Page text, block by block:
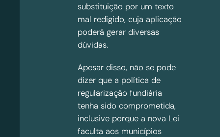
substituição por um texto
mal redigido, cuja aplicação
poderá gerar diversas
dúvidas.
Apesar disso, não se pode
dizer que a política de
regularização fundiária
tenha sido comprometida,
inclusive porque a nova Lei
faculta aos municípios